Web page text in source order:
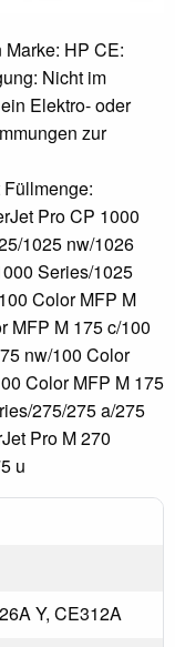
Marke: HP CE:
Nicht im
Elektro- oder
zur
Pro CP 1000
1025 nw/1026
Series/1025
Color MFP M
MFP M 175 c/100
nw/100 Color
Color MFP M 175
275/275 a/275
Pro M 270
u
Y, CE312A